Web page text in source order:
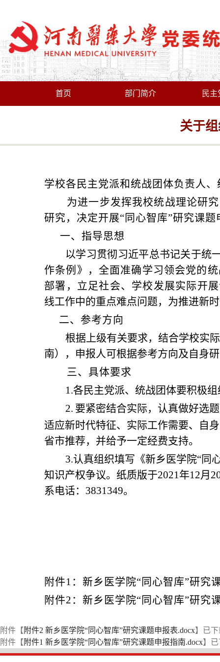
首页 部门简介 民
关于
学校各民主党派和统战团体负责人
为进一步发挥我校统战理论研
研究，决定开展“同心智库”研究课
一、指导思想
以学习贯彻习近平总书记关于统
作条例》，全面准确学习领会党的
部署，立足社会、学校发展实际开
线工作中的重点难点问题，为推进新
二、参考方向
根据上级有关要求，结合学校实
南），申报人可根据参考方向及自身
三、具体要求
1.各民主党派、统战团体要积极
2. 要紧密结合实际，认真做好选
适应新时代特征、实际工作需要、自
省市推荐，并给予一定经费支持。
3.认真组织填写《新乡医学院“同
知识产权争议。纸质版于2021年12月
系电话：3831349。
附件1：新乡医学院“同心智库”研究
附件2：新乡医学院“同心智库”研究
附件【 附件2 新乡医学院“同心智库”研究课题申报表.docx】已
附件【 附件1 新乡医学院“同心智库”研究课题申报指南.docx】